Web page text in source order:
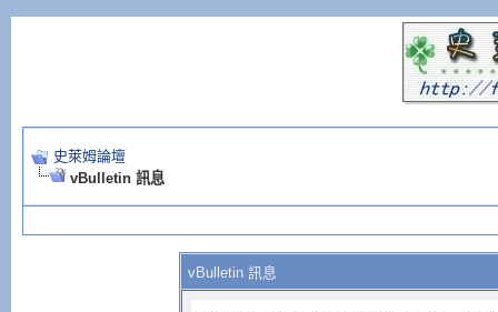
史萊姆論壇
vBulletin 訊息
vBulletin 訊息